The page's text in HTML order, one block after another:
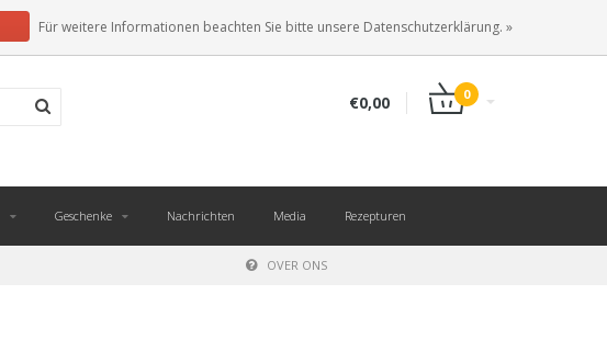
ANMELDEN KUNDENKONTO ANLEGEN
DE
€0,00 0
Geschenke Nachrichten Media Rezepturen
OVER ONS
Für weitere Informationen beachten Sie bitte unsere Datenschutzerklärung. »